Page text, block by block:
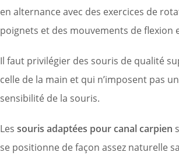
en alternance avec des exercices de
poignets et des mouvements de flexion
Il faut privilégier des souris de qualité
celle de la main et qui n’imposent pas
sensibilité de la souris.
Les souris adaptées pour canal carpien
se positionne de façon assez naturelle